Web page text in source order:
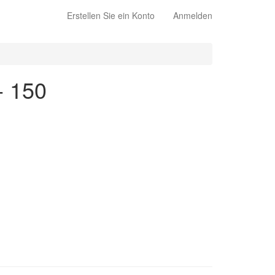
Erstellen Sie ein Konto Anmelden
150